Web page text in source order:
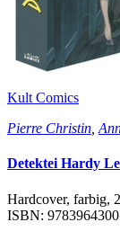
Kult Comics
Pierre Christin
Detektei Hardy
Hardcover, farbig,
ISBN: